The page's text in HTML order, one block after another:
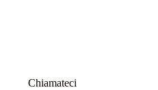
Chiamateci